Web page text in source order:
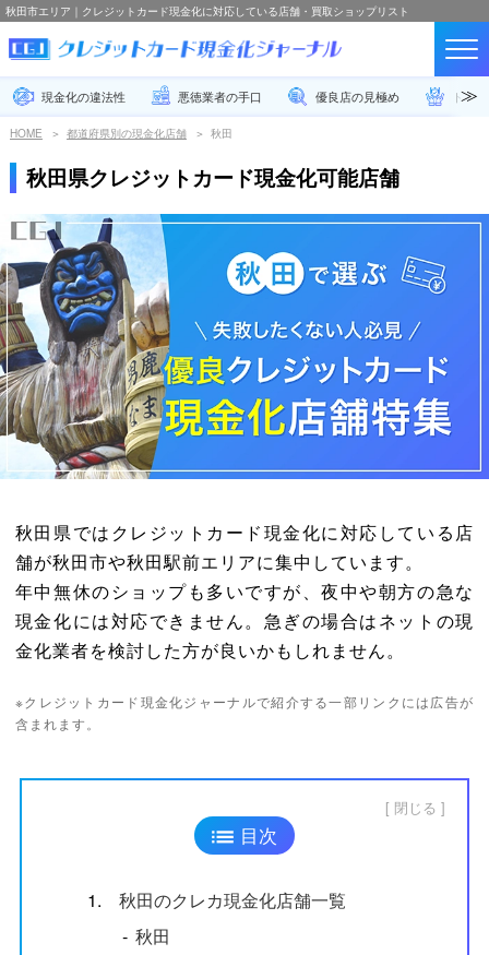
秋田市エリア｜クレジットカード現金化に対応している店舗・買取ショップリスト
現金化の違法性 悪徳業者の手口 優良店の見極め トラ
HOME 都道府県別の現金化店舗 秋田
秋田県クレジットカード現金化可能店舗
秋田県ではクレジットカード現金化に対応している店
舗が秋田市や秋田駅前エリアに集中しています。
年中無休のショップも多いですが、夜中や朝方の急な
現金化には対応できません。急ぎの場合はネットの現
金化業者を検討した方が良いかもしれません。
※クレジットカード現金化ジャーナルで紹介する一部リンクには広告が
含まれます。
目次
1.
秋田のクレカ現金化店舗一覧
‐ 秋田
閉じる